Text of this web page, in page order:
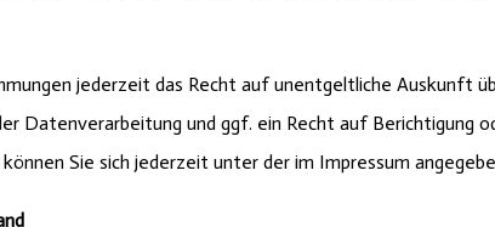
jederzeit das Recht auf unentgeltliche Auskunft
Datenverarbeitung und ggf. ein Recht auf Berichtigung
Sie sich jederzeit unter der im Impressum